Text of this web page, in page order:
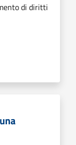
di diritti